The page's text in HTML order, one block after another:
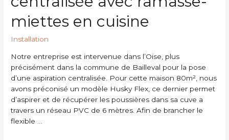
miettes en cuisine
Installation
Notre entreprise est intervenue dans l’Oise, plus
précisément dans la commune de Bailleval pour la pose
d’une aspiration centralisée. Pour cette maison 80m², nous
avons préconisé un modèle Husky Flex, ce dernier permet
d’aspirer et de récupérer les poussières dans sa cuve a
travers un réseau PVC de 6 mètres. Afin de brancher le
flexible …